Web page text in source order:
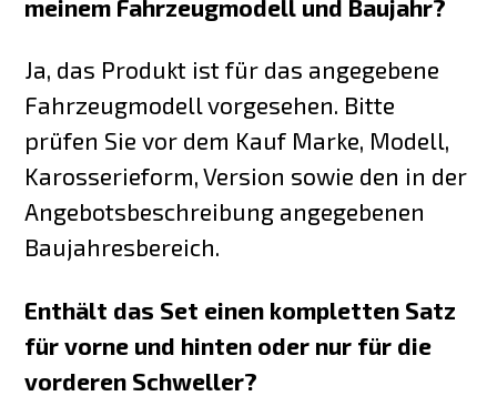
meinem Fahrzeugmodell und Baujahr?
Ja, das Produkt ist für das angegebene
Fahrzeugmodell vorgesehen. Bitte
prüfen Sie vor dem Kauf Marke, Modell,
Karosserieform, Version sowie den in der
Angebotsbeschreibung angegebenen
Baujahresbereich.
Enthält das Set einen kompletten Satz
für vorne und hinten oder nur für die
vorderen Schweller?